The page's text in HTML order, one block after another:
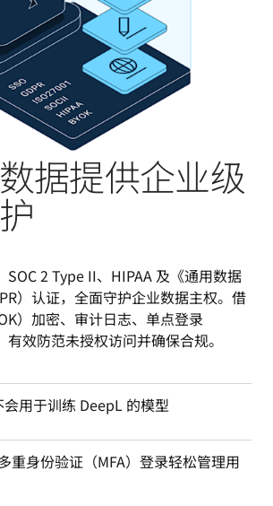
据提供企业级
SOC 2 Type II、HIPAA 及《通用数据
）认证，全面守护企业数据主权。借
）加密、审计日志、单点登录
有效防范未授权访问并确保合规。
用于训练 DeepL 的模型
重身份验证（MFA）登录轻松管理用